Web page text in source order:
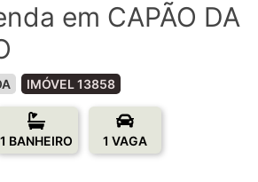
em CAPÃO DA
IMÓVEL 13858
1 BANHEIRO 1 VAGA